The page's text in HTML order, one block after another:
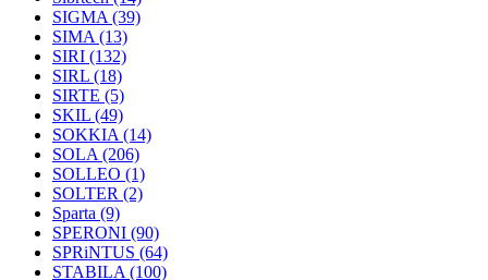
SIGMA (39)
SIMA (13)
SIRI (132)
SIRL (18)
SIRTE (5)
SKIL (49)
SOKKIA (14)
SOLA (206)
SOLLEO (1)
SOLTER (2)
Sparta (9)
SPERONI (90)
SPRiNTUS (64)
STABILA (100)